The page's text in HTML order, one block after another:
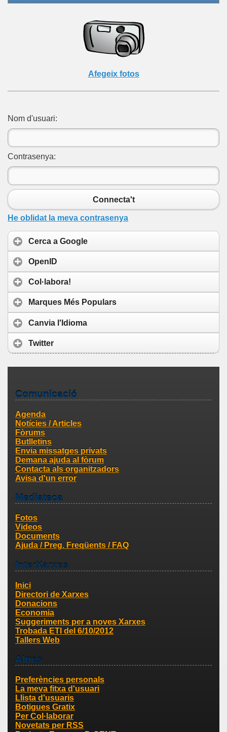
Afegeix fotos
Nom d'usuari:
Contrasenya:
Connecta't
He oblidat la meva contrasenya
Cerca a Google
OpenID
Col·labora!
Marques Més Populars
Canvia l'Idioma
Twitter
Comunicació
Agenda
Notícies / Articles
Fòrums
Butlletins
Envia missatges privats
Demana ajuda al fòrum
Contacta als organitzadors
Avisa d'un error
Mediateca
Fotos
Videos
Documents
Ajuda / Preg. Freqüents / FAQ
InterXarxes
Inici
Directori de Xarxes
Donacions
Economia
Suggeriments per a noves Xarxes
Trobada ETI del 6/10/2012
Tallers Web
Altres
Preferències personals
La meva fitxa d'usuari
Llista d'usuaris
Botigues Gratix
Per Col·laborar
Novetats per RSS